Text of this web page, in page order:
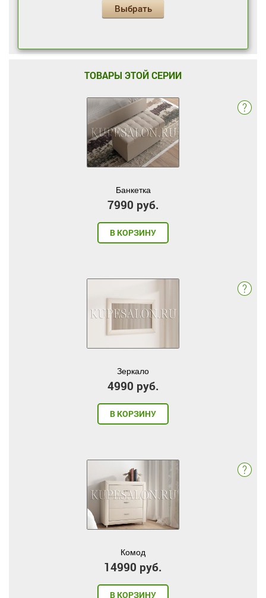
Выбрать
ТОВАРЫ ЭТОЙ СЕРИИ
Банкетка
7990 руб.
В КОРЗИНУ
Зеркало
4990 руб.
В КОРЗИНУ
Комод
14990 руб.
В КОРЗИНУ